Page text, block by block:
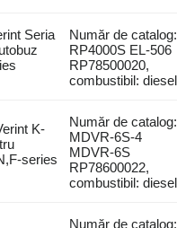
Seria
Număr de catalog:
RP4000S EL-506
RP78500020,
combustibil: diesel
K-
series
Număr de catalog:
MDVR-6S-4
MDVR-6S
RP78600022,
combustibil: diesel
Număr de catalog: